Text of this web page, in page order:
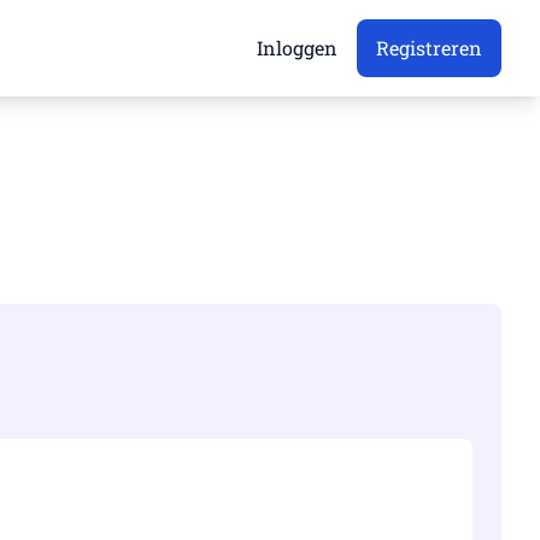
Inloggen Registreren